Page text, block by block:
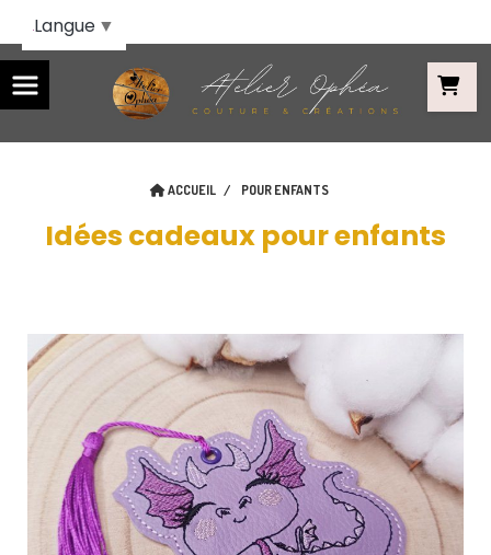
ACCUEIL POUR ENFANTS
Idées cadeaux pour enfants
Langue ▼